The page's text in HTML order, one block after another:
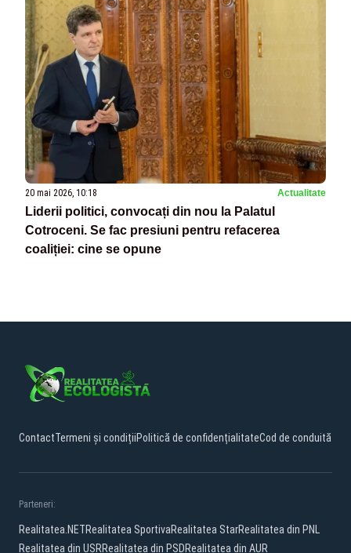
20 mai 2026, 10:18 Actualitate
Liderii politici, convocați din nou la Palatul
Cotroceni. Se fac presiuni pentru refacerea
coaliției: cine se opune
ContactTermeni și condițiiPolitică de confidențialitateCod de conduită
Parteneri:
Realitatea.NETRealitatea SportivaRealitatea StarRealitatea din PNL
Realitatea din USRRealitatea din PSDRealitatea din AUR